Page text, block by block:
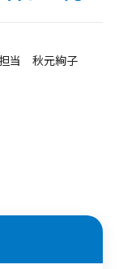
当 秋元絢子